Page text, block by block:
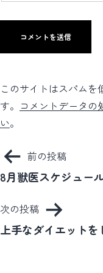
このサイトはスパムを
す。 コメントデータの
い。
投
稿
ビ
ゲ
前の投稿
8月獣医スケジュー
次の投稿
上手なダイエット